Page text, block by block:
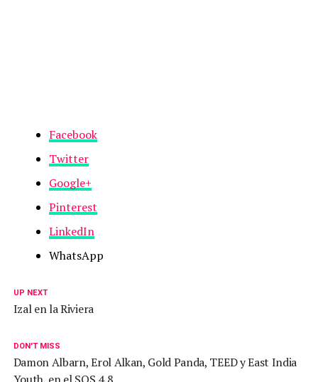
Facebook
Twitter
Google+
Pinterest
LinkedIn
WhatsApp
UP NEXT
Izal en la Riviera
DON'T MISS
Damon Albarn, Erol Alkan, Gold Panda, TEED y East India